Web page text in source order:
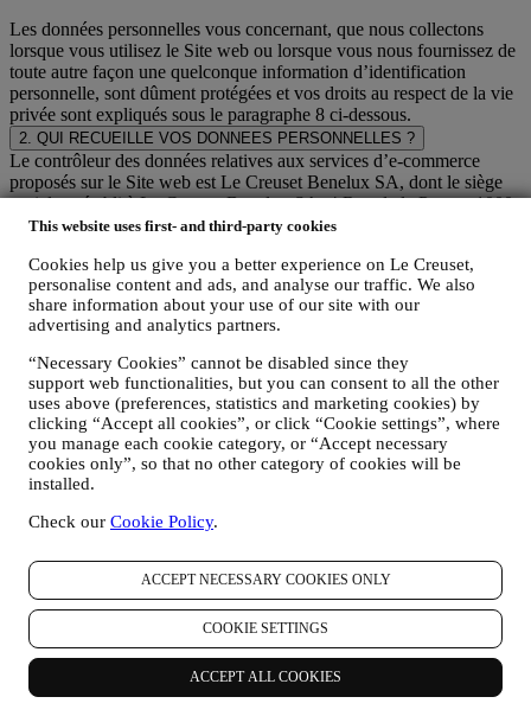
This website uses first- and third-party cookies
Cookies help us give you a better experience on Le Creuset,
personalise content and ads, and analyse our traffic. We also
share information about your use of our site with our
advertising and analytics partners.
“Necessary Cookies” cannot be disabled since they
support web functionalities, but you can consent to all the other
uses above (preferences, statistics and marketing cookies) by
clicking “Accept all cookies”, or click “Cookie settings”, where
you manage each cookie category, or “Accept necessary
cookies only”, so that no other category of cookies will be
installed.
Check our Cookie Policy.
ACCEPT NECESSARY COOKIES ONLY
COOKIE SETTINGS
ACCEPT ALL COOKIES
Les données personnelles vous concernant, que nous collectons
lorsque vous utilisez le Site web ou lorsque vous nous fournissez de
toute autre façon une quelconque information d’identification
personnelle, sont dûment protégées et vos droits au respect de la vie
privée sont expliqués sous le paragraphe 8 ci-dessous.
2. QUI RECUEILLE VOS DONNEES PERSONNELLES ?
Le contrôleur des données relatives aux services d’e-commerce
proposés sur le Site web est Le Creuset Benelux SA, dont le siège
social est établi à Le Creuset Benelux SA, 4 Rue de la Presse, 1000
Bruxelles, Belgique.
notre part, vous ferez partie de la base de données des
consommateurs du groupe Le Creuset. Celle-ci est gérée
conjointement, par Le Creuset BENELUX et Group AG, dont le
siège social est situé à Neuhofstrasse 4, 6340 Baar, en Suisse. Son
représentant désigné dans l'UE est Le Creuset SL, numéro de TVA
B62153630, dont les bureaux sont situés Paseo de Gracia 9 2º,
08007 Barcelone, Espagne. L’accord de responsabilité conjointe
pourvoit (a) à Le Creuset Group AG la responsabilité de la stratégie
marketing globale et de l’expérience client personnalisée ; (b) aux
filiales locales Le Creuset le bénéfice et l’implantation de cette
stratégie, ainsi que la possibilité de développer des initiatives
les parties le devoir de traiter de vos demandes concernant vos droits
3. POURQUOI COLLECTONS-NOUS CES INFORMATIONS ?
Nous pouvons traiter vos données aux fins suivantes :
POUR RÉPONDRE À NOS OBLIGATIONS LÉGALES.
Nous pouvons être amenés à traiter certaines données vous
concernant afin de répondre à nos obligations légales, ainsi
qu’à d’autres obligations découlant d’instructions émises par